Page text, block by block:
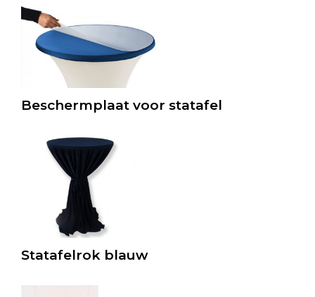
Beschermplaat voor statafel
Statafelrok blauw